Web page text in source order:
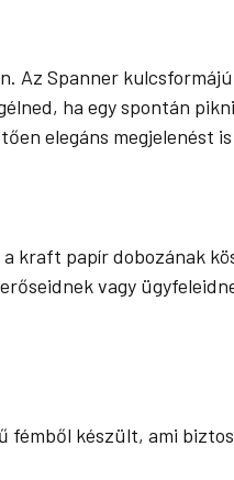
Az Spanner
ha egy spontán
elegáns megjelenést
kraft papír dobozának
vagy
fémből készült, ami